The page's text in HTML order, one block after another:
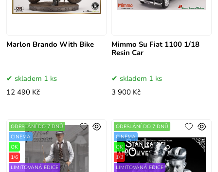
Marlon Brando With Bike
skladem 1 ks
12 490 Kč
Mimmo Su Fiat 1100 1/18
Resin Car
skladem 1 ks
3 900 Kč
ODESLÁNÍ DO 7 DNŮ
CINEMA
OK
1/6
LIMITOVANÁ EDICE
ODESLÁNÍ DO 7 DNŮ
CINEMA
OK
1/3
LIMITOVANÁ EDICE